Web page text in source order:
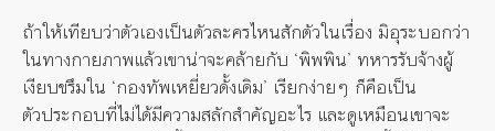
ถ้าให้เทียบว่าตัวเองเป็นตัวละครไหนสักตัวในเรื่อง มิอุระบอกว่า
ในทางกายภาพแล้วเขาน่าจะคล้ายกับ ‘พิพพิน’ ทหารรับจ้างผู้
เงียบขรึมใน ‘กองทัพเหยี่ยวดั้งเดิม’ เรียกง่ายๆ ก็คือเป็น
ตัวประกอบที่ไม่ได้มีความสลักสำคัญอะไร และดูเหมือนเขาจะ